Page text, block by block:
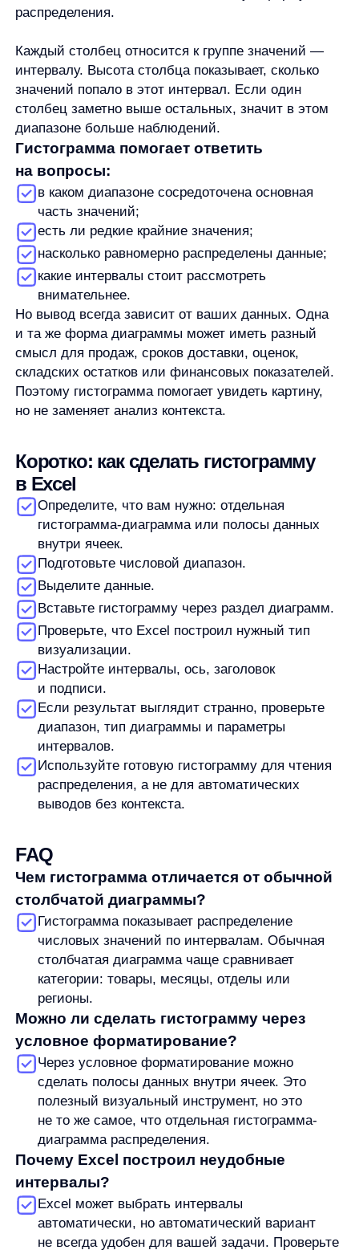
категории: товары, месяцы, отделы или
Можно ли сделать гистограмму через
условное форматирование?
Через условное форматирование можно
сделать полосы данных внутри ячеек. Это
полезный визуальный инструмент, но это
не то же самое, что отдельная гистограмма-
диаграмма распределения.
Почему Excel построил неудобные
интервалы?
Excel может выбрать интервалы
автоматически, но автоматический вариант
не всегда удобен для вашей задачи. Проверьте
параметры оси: ширину интервала, количество
интервалов и граничные интервалы.
Нужно ли заранее задавать интервалы?
Не всегда. Часто можно сначала построить
гистограмму автоматически, а затем настроить
интервалы, если результат плохо читается.
Можно ли использовать гистограмму для
текстовых категорий?
Если нужно сравнить текстовые категории,
обычно лучше подходит столбчатая
по интервалам.
Автор:
Станислав Вичиновский
Менеджер проектов any
Станислав Вичиновский — MarCom Manager в any. Он занимается
ведением комьюнити, контентом, вебинарами и исследованиями,
а также пишет материалы об AI и e-commerce.
В any Станислав работает с задачами на стыке продукта,
клиентского сервиса и маркетинга. Он участвовал в продуктовом
развитии, помогал выстраивать процессы в команде, занимался
клиентским сервисом и экспериментальными AI-направлениями.
До перехода в маркетинг Станислав работал с продажами,
аккаунт-менеджментом, операционными процессами, розницей,
недвижимостью, обучением и управлением. Такой опыт помогает
ему разбирать e-commerce-задачи не только как контентные темы,
но и как реальные процессы внутри команд.
В работе Станислав опирается на структурный подход: собрать
контекст, разложить задачу на этапы и двигаться к решению без
лишней драматизации. Вне работы увлекается Формулой-1,
русским бильярдом, силовыми тренировками и квизами.
Я ознакомился с условиямиПолитики обработки персональных данных и даюсогласие
на обработки моих персональных данных
Согласен на получение
Свяжитесь со мной
Продукты
anyQuery
anyRecs
anyReviews
anyImages
Материалы
Блог
Документация
по интеграции
об IT-деятельности
Контакты
any-hello@tbank.ru